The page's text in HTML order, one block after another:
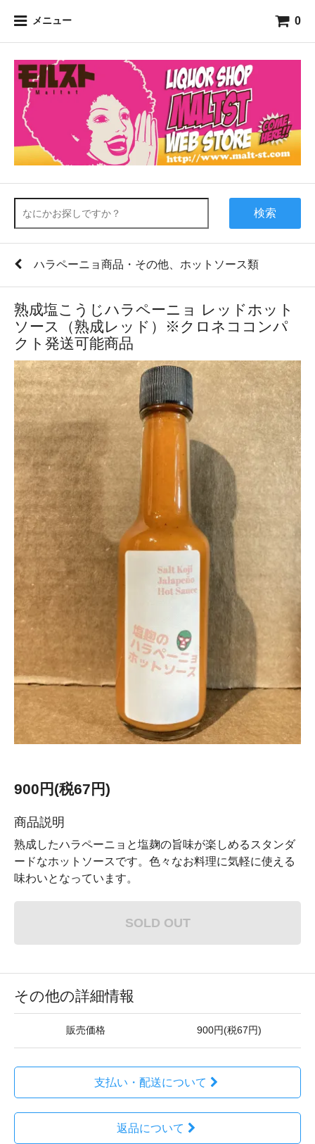
メニュー 0
検索
ハラペーニョ商品・その他、ホットソース類
熟成塩こうじハラペーニョ レッドホット
ソース（熟成レッド）※クロネココンパ
クト発送可能商品
900円(税67円)
商品説明
熟成したハラペーニョと塩麹の旨味が楽しめるスタンダ
ードなホットソースです。色々なお料理に気軽に使える
味わいとなっています。
SOLD OUT
その他の詳細情報
販売価格 900円(税67円)
支払い・配送について
返品について